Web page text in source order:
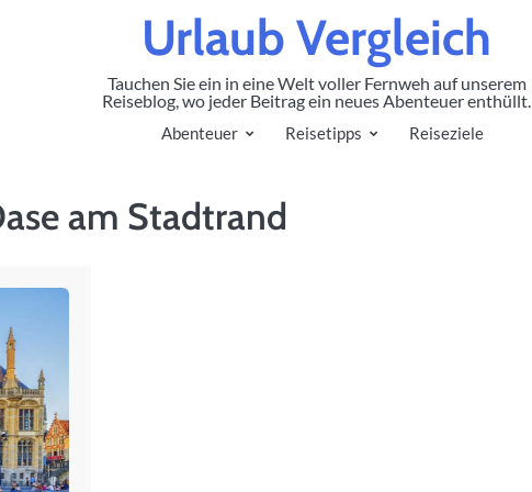
Urlaub Vergleich
Tauchen Sie ein in eine Welt voller Fernweh auf unserem
Reiseblog, wo jeder Beitrag ein neues Abenteuer enthüllt.
Abenteuer Reisetipps Reiseziele
am Stadtrand